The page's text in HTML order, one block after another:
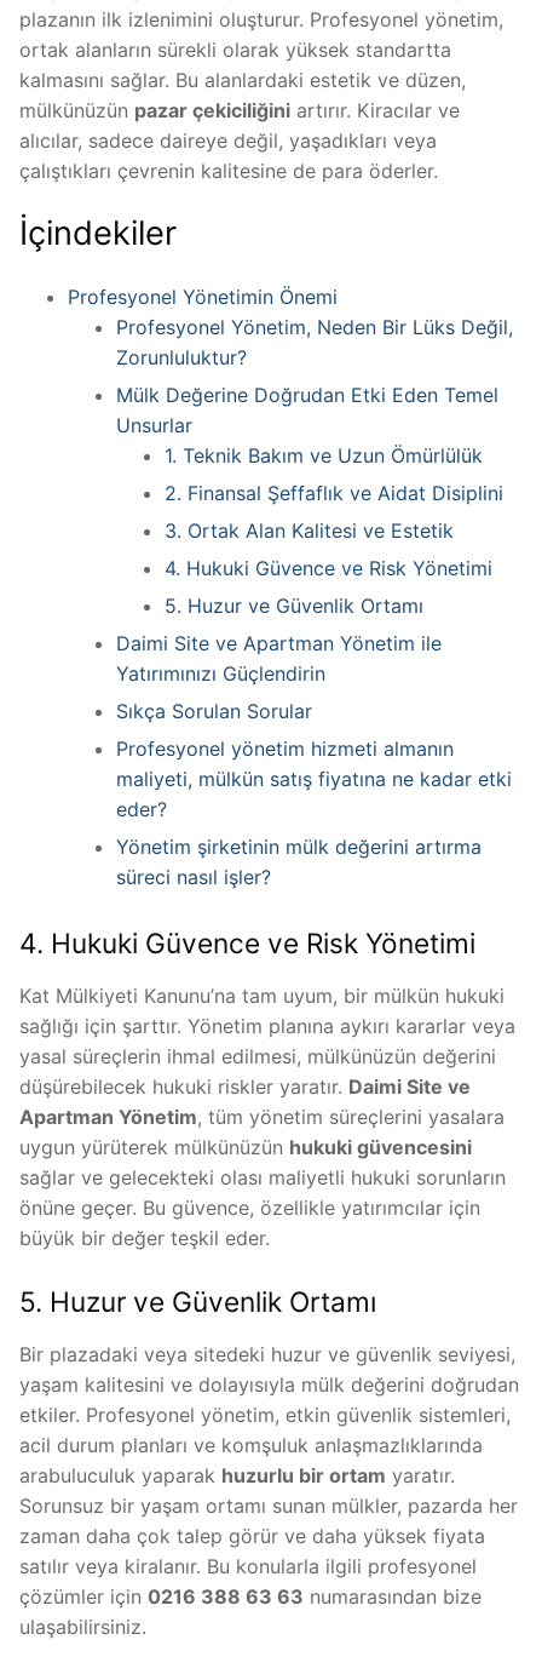
plazanın ilk izlenimini oluşturur. Profesyonel yönetim,
ortak alanların sürekli olarak yüksek standartta
kalmasını sağlar. Bu alanlardaki estetik ve düzen,
mülkünüzün pazar çekiciliğini artırır. Kiracılar ve
alıcılar, sadece daireye değil, yaşadıkları veya
çalıştıkları çevrenin kalitesine de para öderler.
İçindekiler
Profesyonel Yönetimin Önemi
Profesyonel Yönetim, Neden Bir Lüks Değil,
Zorunluluktur?
Mülk Değerine Doğrudan Etki Eden Temel
Unsurlar
1. Teknik Bakım ve Uzun Ömürlülük
2. Finansal Şeffaflık ve Aidat Disiplini
3. Ortak Alan Kalitesi ve Estetik
4. Hukuki Güvence ve Risk Yönetimi
5. Huzur ve Güvenlik Ortamı
Daimi Site ve Apartman Yönetim ile
Yatırımınızı Güçlendirin
Sıkça Sorulan Sorular
Profesyonel yönetim hizmeti almanın
maliyeti, mülkün satış fiyatına ne kadar etki
eder?
Yönetim şirketinin mülk değerini artırma
süreci nasıl işler?
4. Hukuki Güvence ve Risk Yönetimi
Kat Mülkiyeti Kanunu’na tam uyum, bir mülkün hukuki
sağlığı için şarttır. Yönetim planına aykırı kararlar veya
yasal süreçlerin ihmal edilmesi, mülkünüzün değerini
düşürebilecek hukuki riskler yaratır. Daimi Site ve
Apartman Yönetim, tüm yönetim süreçlerini yasalara
uygun yürüterek mülkünüzün hukuki güvencesini
sağlar ve gelecekteki olası maliyetli hukuki sorunların
önüne geçer. Bu güvence, özellikle yatırımcılar için
büyük bir değer teşkil eder.
5. Huzur ve Güvenlik Ortamı
Bir plazadaki veya sitedeki huzur ve güvenlik seviyesi,
yaşam kalitesini ve dolayısıyla mülk değerini doğrudan
etkiler. Profesyonel yönetim, etkin güvenlik sistemleri,
acil durum planları ve komşuluk anlaşmazlıklarında
arabuluculuk yaparak huzurlu bir ortam yaratır.
Sorunsuz bir yaşam ortamı sunan mülkler, pazarda her
zaman daha çok talep görür ve daha yüksek fiyata
satılır veya kiralanır. Bu konularla ilgili profesyonel
çözümler için 0216 388 63 63 numarasından bize
ulaşabilirsiniz.